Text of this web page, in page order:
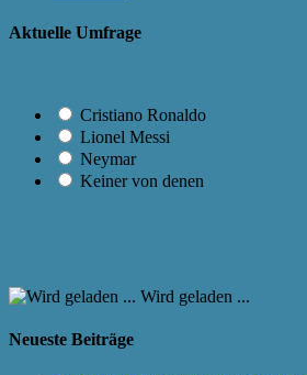
Aktuelle Umfrage
Cristiano Ronaldo
Lionel Messi
Neymar
Keiner von denen
Wird geladen ...
Neueste Beiträge